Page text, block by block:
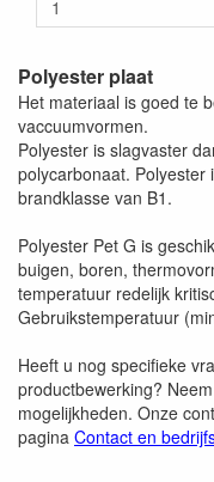
Polyester plaat
Het materiaal is goed te
vaccuumvormen.
Polyester is slagvaster
polycarbonaat.
brandklasse van B1.
Polyester Pet G is
buigen, boren,
temperatuur redelijk
Gebruikstemperatuur
Heeft u nog specifieke
productbewerking?
mogelijkheden. Onze
pagina Contact en